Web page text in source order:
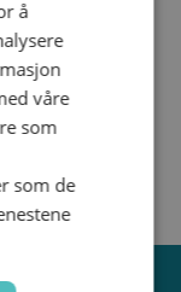
å
våre
som
som de